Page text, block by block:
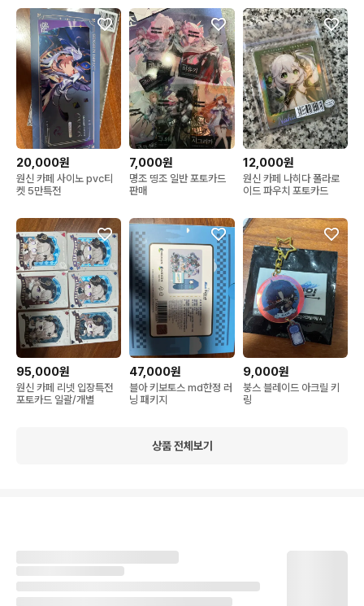
20,000원
원신 카페 사이노 pvc티
켓 5만특전
7,000원
명조 띵조 일반 포토카드
판매
12,000원
원신 카페 나히다 폴라로
이드 파우치 포토카드
95,000원
원신 카페 리넷 입장특전
포토카드 일괄/개별
47,000원
블아 키보토스 md한정 러
닝 패키지
9,000원
붕스 블레이드 아크릴 키
링
상품 전체보기